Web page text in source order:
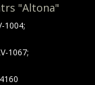
"Altona"
1004;
1067;